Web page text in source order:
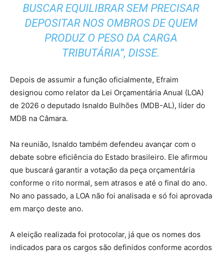
BUSCAR EQUILIBRAR SEM PRECISAR
DEPOSITAR NOS OMBROS DE QUEM
PRODUZ O PESO DA CARGA
TRIBUTÁRIA”, DISSE.
Depois de assumir a função oficialmente, Efraim
designou como relator da Lei Orçamentária Anual (LOA)
de 2026 o deputado Isnaldo Bulhões (MDB-AL), líder do
MDB na Câmara.
Na reunião, Isnaldo também defendeu avançar com o
debate sobre eficiência do Estado brasileiro. Ele afirmou
que buscará garantir a votação da peça orçamentária
conforme o rito normal, sem atrasos e até o final do ano.
No ano passado, a LOA não foi analisada e só foi aprovada
em março deste ano.
A eleição realizada foi protocolar, já que os nomes dos
indicados para os cargos são definidos conforme acordos